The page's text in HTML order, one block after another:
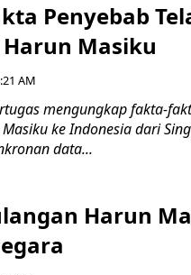
Penyebab
Masiku
AM
mengungkap fakta-
ke Indonesia dari
data...
Harun